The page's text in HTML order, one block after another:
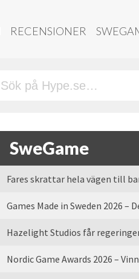
RECENSIONER
SweGame
Nordic Game Awards 2026 –